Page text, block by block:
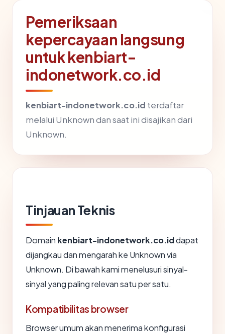
Pemeriksaan
kepercayaan langsung
untuk kenbiart-
indonetwork.co.id
kenbiart-indonetwork.co.id terdaftar
melalui Unknown dan saat ini disajikan dari
Unknown.
Tinjauan Teknis
Domain kenbiart-indonetwork.co.iddapat
dijangkau dan mengarah ke Unknown via
Unknown. Di bawah kami menelusuri sinyal-
sinyal yang paling relevan satu per satu.
Kompatibilitas browser
Browser umum akan menerima konfigurasi